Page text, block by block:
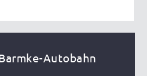
Autobahn